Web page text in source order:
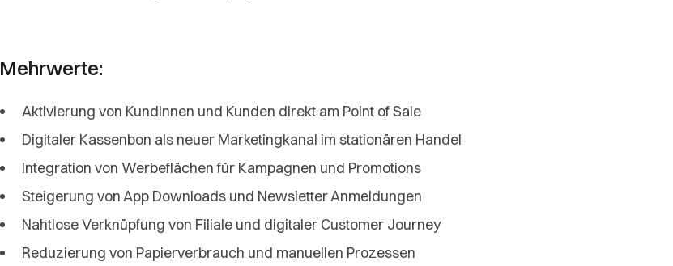
Mehrwerte:
Aktivierung von Kundinnen und Kunden direkt am Point of Sale
Digitaler Kassenbon als neuer Marketingkanal im stationären Handel
Integration von Werbeflächen für Kampagnen und Promotions
Steigerung von App Downloads und Newsletter Anmeldungen
Nahtlose Verknüpfung von Filiale und digitaler Customer Journey
Reduzierung von Papierverbrauch und manuellen Prozessen